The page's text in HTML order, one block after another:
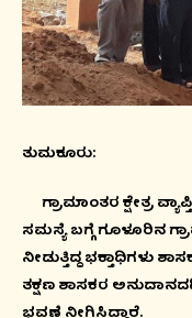
ತುಮಕೂರು:
ಗ್ರಾಮಾಂತರ ಕ್ಷೇತ್ರ
ಸಮಸ್ಯೆ ಬಗ್ಗೆ ಗೂಳೂರಿನ
ನೀಡುತ್ತಿದ್ದ ಭಕ್ತಾಧಿಗಳು
ತಕ್ಷಣ ಶಾಸಕರ